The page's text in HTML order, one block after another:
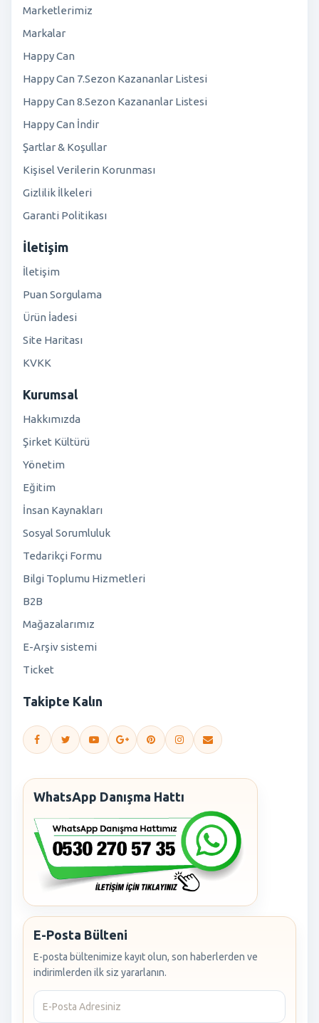
Marketlerimiz
Markalar
Happy Can
Happy Can 7.Sezon Kazananlar Listesi
Happy Can 8.Sezon Kazananlar Listesi
Happy Can İndir
Şartlar & Koşullar
Kişisel Verilerin Korunması
Gizlilik İlkeleri
Garanti Politikası
İletişim
İletişim
Puan Sorgulama
Ürün İadesi
Site Haritası
KVKK
Kurumsal
Hakkımızda
Şirket Kültürü
Yönetim
Eğitim
İnsan Kaynakları
Sosyal Sorumluluk
Tedarikçi Formu
Bilgi Toplumu Hizmetleri
B2B
Mağazalarımız
E-Arşiv sistemi
Ticket
Takipte Kalın
WhatsApp Danışma Hattı
E-Posta Bülteni
E-posta bültenimize kayıt olun, son haberlerden ve
indirimlerden ilk siz yararlanın.